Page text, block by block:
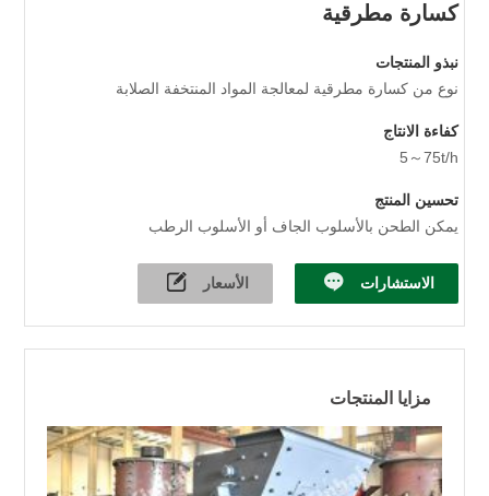
كسارة مطرقية
نبذو المنتجات
نوع من كسارة مطرقية لمعالجة المواد المنتخفة الصلابة
كفاءة الانتاج
5～75t/h
تحسين المنتج
يمكن الطحن بالأسلوب الجاف أو الأسلوب الرطب
الاستشارات الأسعار
مزايا المنتجات